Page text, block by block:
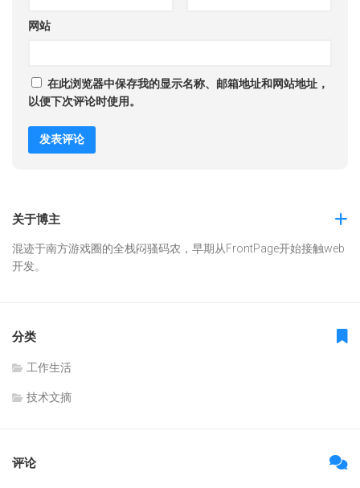
网站
在此浏览器中保存我的显示名称、邮箱地址和网站地址，
以便下次评论时使用。
关于博主
混迹于南方游戏圈的全栈闷骚码农，早期从FrontPage开始接触web
开发。
分类
工作生活
技术文摘
评论